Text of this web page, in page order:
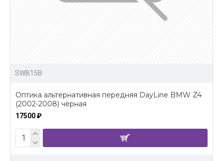
SWB15B
Оптика альтернативная передняя DayLine BMW Z4
(2002-2008) чёрная
17500 ₽